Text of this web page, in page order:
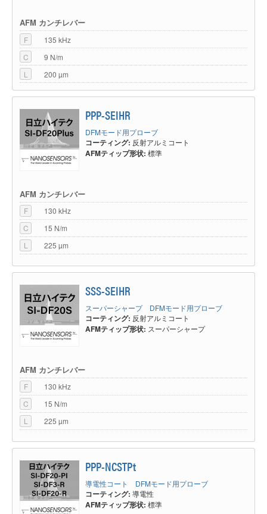
SI-DF40-CD CDT-NCHR NANOSENSORS™
SI-MF3F
AFM カンチレバー
F
135 kHz
C
9 N/m
L
200 µm
PPP-SEIHR
DFMモード用プローブ
コーティング: 反射アルミコート
AFMティップ形状: 標準
AFM カンチレバー
F
130 kHz
C
15 N/m
L
225 µm
SSS-SEIHR
スーパーシャープ DFMモード用プローブ
コーティング: 反射アルミコート
AFMティップ形状: スーパーシャープ
AFM カンチレバー
F
130 kHz
C
15 N/m
L
225 µm
PPP-NCSTPt
導電性コート DFMモード用プローブ
コーティング: 導電性
AFMティップ形状: 標準